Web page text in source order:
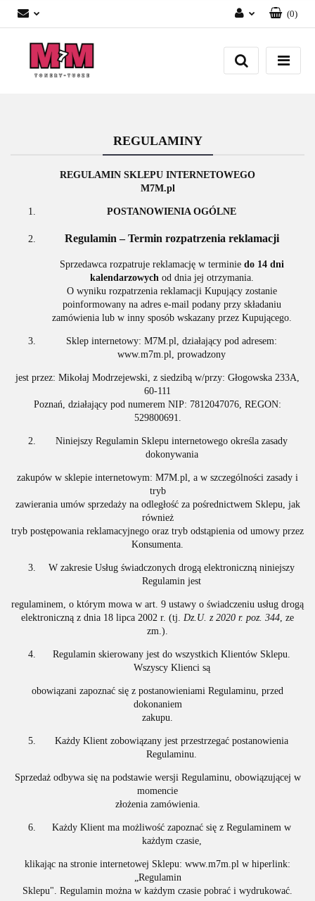
Zaloguj się
Załóż konto
(0)
REGULAMINY
REGULAMIN SKLEPU INTERNETOWEGO
M7M.pl
POSTANOWIENIA OGÓLNE
Regulamin – Termin rozpatrzenia reklamacji
Sprzedawca rozpatruje reklamację w terminie do 14 dni
kalendarzowychod dnia jej otrzymania.
O wyniku rozpatrzenia reklamacji Kupujący zostanie
poinformowany na adres e-mail podany przy składaniu
zamówienia lub w inny sposób wskazany przez Kupującego.
Sklep internetowy: M7M.pl, działający pod adresem:
www.m7m.pl, prowadzony
jest przez: Mikołaj Modrzejewski, z siedzibą w/przy: Głogowska 233A,
60-111
Poznań, działający pod numerem NIP: 7812047076, REGON:
529800691.
Niniejszy Regulamin Sklepu internetowego określa zasady
dokonywania
zakupów w sklepie internetowym: M7M.pl, a w szczególności zasady i
tryb
zawierania umów sprzedaży na odległość za pośrednictwem Sklepu, jak
również
tryb postępowania reklamacyjnego oraz tryb odstąpienia od umowy przez
Konsumenta.
W zakresie Usług świadczonych drogą elektroniczną niniejszy
Regulamin jest
regulaminem, o którym mowa w art. 9 ustawy o świadczeniu usług drogą
elektroniczną z dnia 18 lipca 2002 r. (tj. Dz.U. z 2020 r. poz. 344, ze
zm.).
Regulamin skierowany jest do wszystkich Klientów Sklepu.
Wszyscy Klienci są
obowiązani zapoznać się z postanowieniami Regulaminu, przed
dokonaniem
zakupu.
Każdy Klient zobowiązany jest przestrzegać postanowienia
Regulaminu.
Sprzedaż odbywa się na podstawie wersji Regulaminu, obowiązującej w
momencie
złożenia zamówienia.
Każdy Klient ma możliwość zapoznać się z Regulaminem w
każdym czasie,
klikając na stronie internetowej Sklepu: www.m7m.pl w hiperlink:
„Regulamin
Sklepu". Regulamin można w każdym czasie pobrać i wydrukować.